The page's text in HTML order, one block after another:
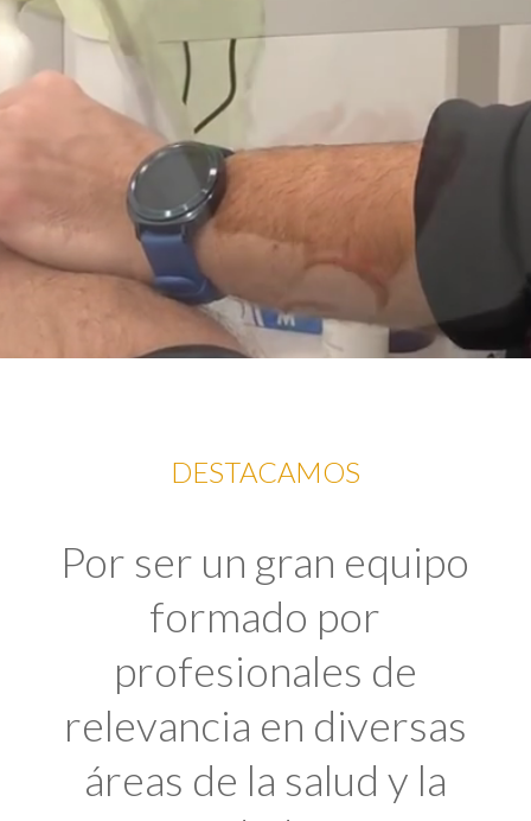
DESTACAMOS
Por ser un gran equipo
formado por
profesionales de
relevancia en diversas
áreas de la salud y la